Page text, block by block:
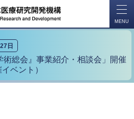
MENU
日
術総会』事業紹介・相談会」開催
ベント）